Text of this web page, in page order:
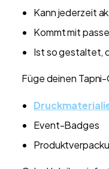
Kann jederzeit
Kommt mit
Ist so gestaltet,
Füge deinen
Event-Badges